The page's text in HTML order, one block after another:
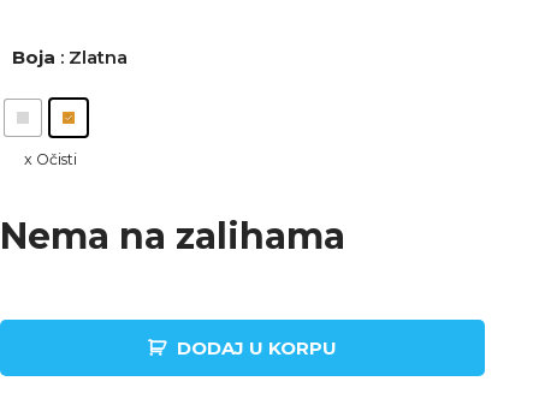
Boja : Zlatna
Očisti
Nema na zalihama
DODAJ U KORPU